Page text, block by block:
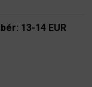
13-14 EUR